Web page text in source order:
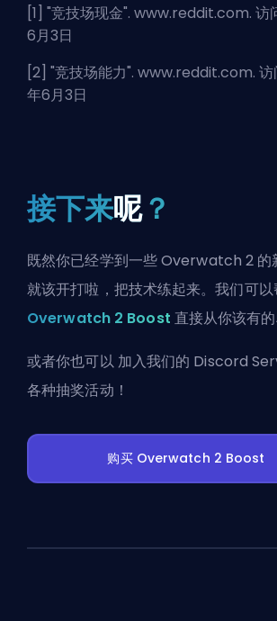
[1] "竞技场现金". www.reddit.com. 访
6月3日
[2] "竞技场能力". www.reddit.com. 访
年6月3日
接下来呢？
既然你已经学到一些 Overwatch 2
就该开打啦，把技术练起来。我们可
Overwatch 2 Boost 直接从你该有
或者你也可以 加入我们的 Discord
各种抽奖活动！
购买 Overwatch 2 Boost